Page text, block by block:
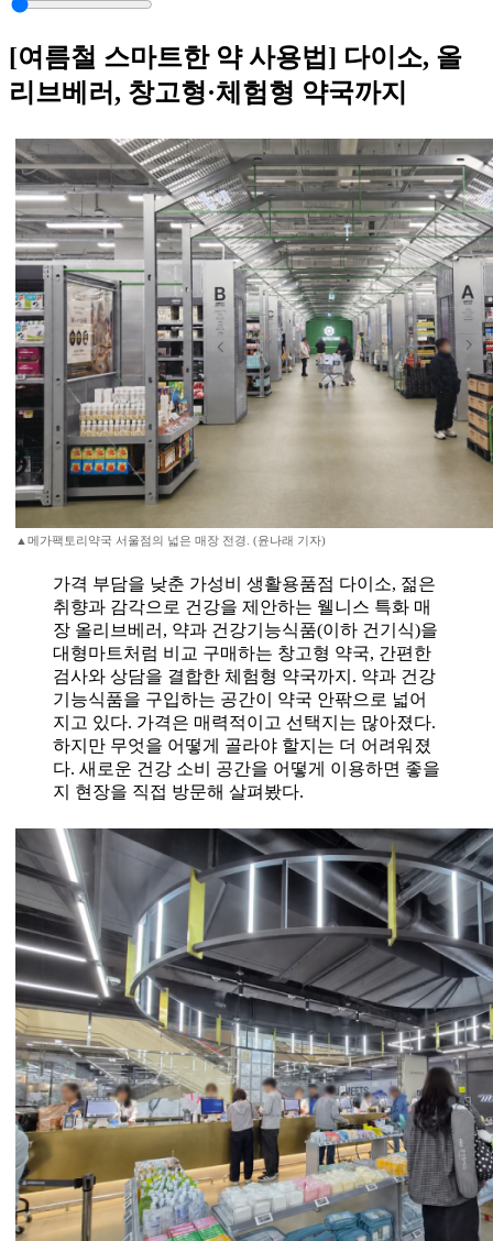
[여름철 스마트한 약 사용법] 다이소, 올
리브베러, 창고형·체험형 약국까지
▲메가팩토리약국 서울점의 넓은 매장 전경. (윤나래 기자)
가격 부담을 낮춘 가성비 생활용품점 다이소, 젊은
취향과 감각으로 건강을 제안하는 웰니스 특화 매
장 올리브베러, 약과 건강기능식품(이하 건기식)을
대형마트처럼 비교 구매하는 창고형 약국, 간편한
검사와 상담을 결합한 체험형 약국까지. 약과 건강
기능식품을 구입하는 공간이 약국 안팎으로 넓어
지고 있다. 가격은 매력적이고 선택지는 많아졌다.
하지만 무엇을 어떻게 골라야 할지는 더 어려워졌
다. 새로운 건강 소비 공간을 어떻게 이용하면 좋을
지 현장을 직접 방문해 살펴봤다.